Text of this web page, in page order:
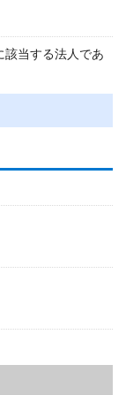
該当する法人であ